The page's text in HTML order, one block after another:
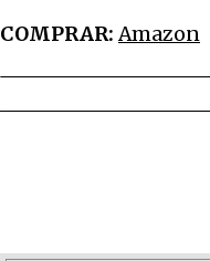
COMPRAR: Amazon